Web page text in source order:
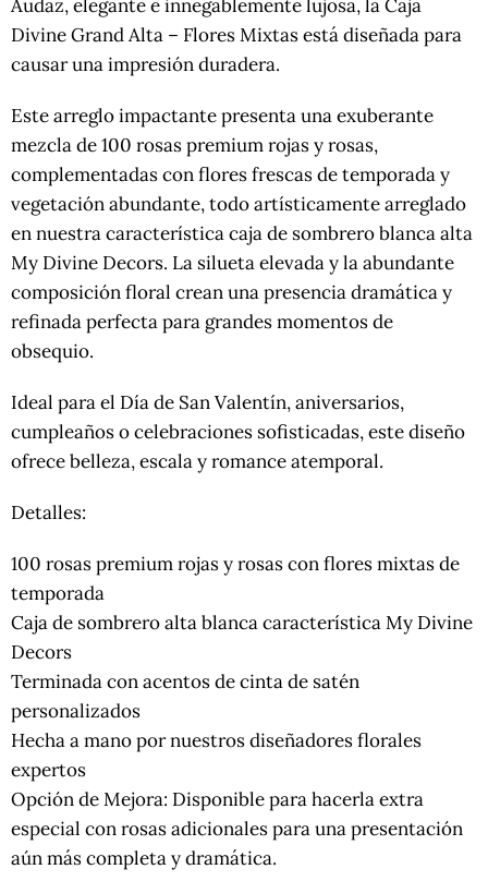
Audaz, elegante e innegablemente lujosa, la Caja
Divine Grand Alta – Flores Mixtas está diseñada para
causar una impresión duradera.
Este arreglo impactante presenta una exuberante
mezcla de 100 rosas premium rojas y rosas,
complementadas con flores frescas de temporada y
vegetación abundante, todo artísticamente arreglado
en nuestra característica caja de sombrero blanca alta
My Divine Decors. La silueta elevada y la abundante
composición floral crean una presencia dramática y
refinada perfecta para grandes momentos de
obsequio.
Ideal para el Día de San Valentín, aniversarios,
cumpleaños o celebraciones sofisticadas, este diseño
ofrece belleza, escala y romance atemporal.
Detalles:
100 rosas premium rojas y rosas con flores mixtas de
temporada
Caja de sombrero alta blanca característica My Divine
Decors
Terminada con acentos de cinta de satén
personalizados
Hecha a mano por nuestros diseñadores florales
expertos
Opción de Mejora: Disponible para hacerla extra
especial con rosas adicionales para una presentación
aún más completa y dramática.